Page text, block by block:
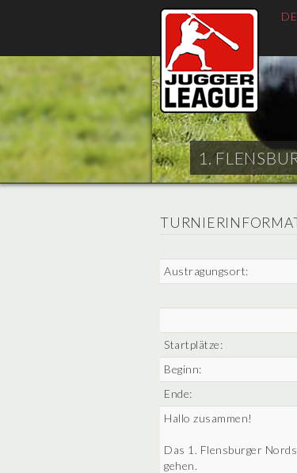
DE
1.
Austragungsort:
Startplätze:
Beginn:
Ende:
Hallo zusammen!
Das 1. Flensburger
gehen.